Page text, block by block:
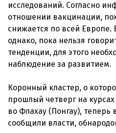
исследований. Согласно
отношении вакцинации,
снижается по всей Европе.
однако, пока нельзя
тенденции, для этого
наблюдение за развитием.
Коронный кластер, о
прошлый четверг на
во Флахау (Понгау), теперь
сообщили власти,